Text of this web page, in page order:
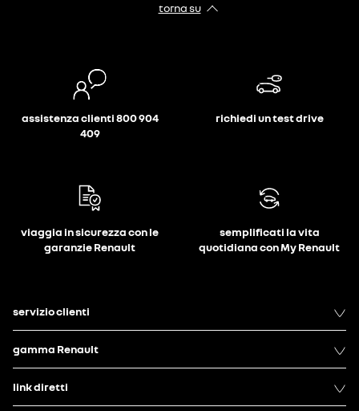
torna su
assistenza clienti 800 904
409
richiedi un test drive
viaggia in sicurezza con le
garanzie Renault
semplificati la vita
quotidiana con My Renault
servizio clienti
gamma Renault
link diretti